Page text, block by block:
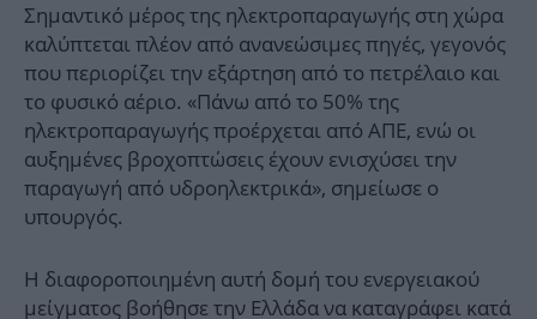
Σημαντικό μέρος της ηλεκτροπαραγωγής στη χώρα
καλύπτεται πλέον από ανανεώσιμες πηγές, γεγονός
που περιορίζει την εξάρτηση από το πετρέλαιο και
το φυσικό αέριο. «Πάνω από το 50% της
ηλεκτροπαραγωγής προέρχεται από ΑΠΕ, ενώ οι
αυξημένες βροχοπτώσεις έχουν ενισχύσει την
παραγωγή από υδροηλεκτρικά», σημείωσε ο
υπουργός.
Η διαφοροποιημένη αυτή δομή του ενεργειακού
μείγματος βοήθησε την Ελλάδα να καταγράφει κατά